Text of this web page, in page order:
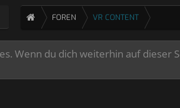
FOREN VR CONTENT
Wenn du dich weiterhin auf